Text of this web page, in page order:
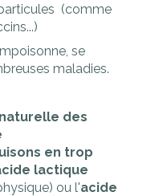
(comme
se
maladies.
naturelle des
en trop
lactique
ou l'acide